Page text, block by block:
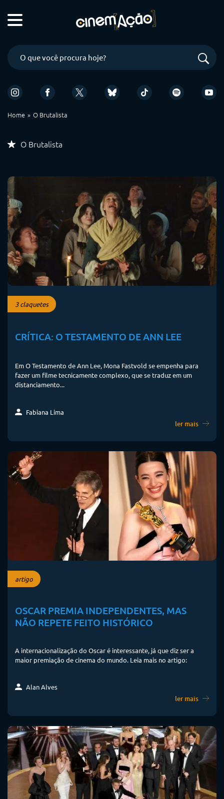
Home O Brutalista
O Brutalista
3 claquetes
CRÍTICA: O TESTAMENTO DE ANN LEE
Em O Testamento de Ann Lee, Mona Fastvold se empenha para
fazer um filme tecnicamente complexo, que se traduz em um
distanciamento...
Fabiana Lima
ler mais
artigo
OSCAR PREMIA INDEPENDENTES, MAS
NÃO REPETE FEITO HISTÓRICO
A internacionalização do Oscar é interessante, já que diz ser a
maior premiação de cinema do mundo. Leia mais no artigo:
Alan Alves
ler mais